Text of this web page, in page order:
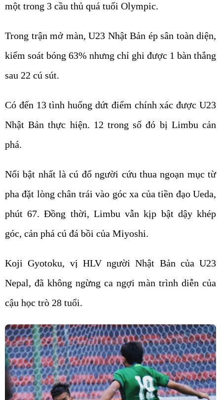
một trong 3 cầu thủ quá tuổi Olympic.
Trong trận mở màn, U23 Nhật Bản ép sân toàn diện,
kiểm soát bóng 63% nhưng chỉ ghi được 1 bàn thắng
sau 22 cú sút.
Có đến 13 tình huống dứt điểm chính xác được U23
Nhật Bản thực hiện. 12 trong số đó bị Limbu cản
phá.
Nổi bật nhất là cú đổ người cứu thua ngoạn mục từ
pha đặt lòng chân trái vào góc xa của tiền đạo Ueda,
phút 67. Đồng thời, Limbu vẫn kịp bật dậy khép
góc, cản phá cú đá bồi của Miyoshi.
Koji Gyotoku, vị HLV người Nhật Bản của U23
Nepal, đã không ngừng ca ngợi màn trình diễn của
cậu học trò 28 tuổi.